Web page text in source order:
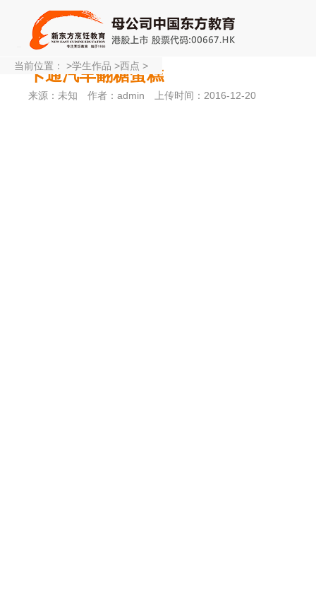
卡通汽车翻糖蛋糕
来源：未知 作者：admin 上传时间：2016-12-20
当前位置： >学生作品 >西点 >